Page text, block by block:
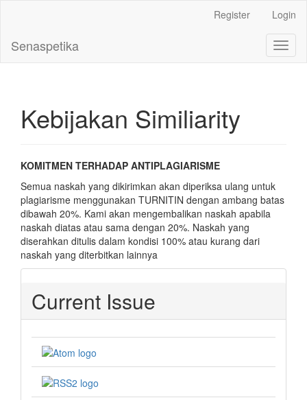
Content
Sidebar
Register Login
Senaspetika
Kebijakan Similiarity
KOMITMEN TERHADAP ANTIPLAGIARISME
Semua naskah yang dikirimkan akan diperiksa ulang untuk
plagiarisme menggunakan TURNITIN dengan ambang batas
dibawah 20%. Kami akan mengembalikan naskah apabila
naskah diatas atau sama dengan 20%. Naskah yang
diserahkan ditulis dalam kondisi 100% atau kurang dari
naskah yang diterbitkan lainnya
Current Issue